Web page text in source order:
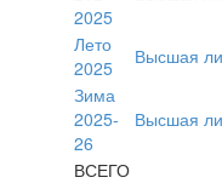
2025
Лето
2025
Высшая
Зима
2025-
26
Высшая
ВСЕГО